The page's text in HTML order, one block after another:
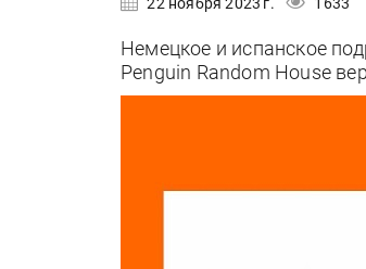
Немецкое и испанское
Penguin Random House